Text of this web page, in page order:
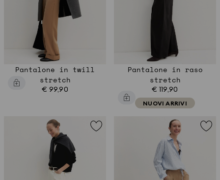
Pantalone in twill
stretch
€ 99,90
Pantalone in raso
stretch
€ 119,90
NUOVI ARRIVI